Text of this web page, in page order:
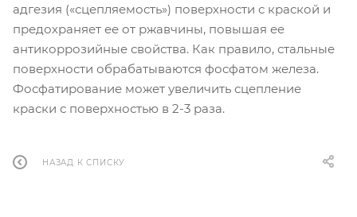
адгезия («сцепляемость») поверхности с краской и
предохраняет ее от ржавчины, повышая ее
антикоррозийные свойства. Как правило, стальные
поверхности обрабатываются фосфатом железа.
Фосфатирование может увеличить сцепление
краски с поверхностью в 2-3 раза.
НАЗАД К СПИСКУ